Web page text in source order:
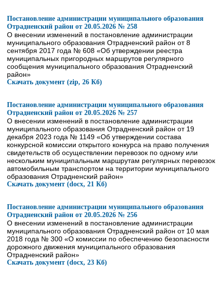
Постановление администрации муниципального образования
Отрадненский район от 20.05.2026 № 258
О внесении изменений в постановление администрации
муниципального образования Отрадненский район от 8
сентября 2017 года № 608 «Об утверждении реестра
муниципальных пригородных маршрутов регулярного
сообщения муниципального образования Отрадненский
район»
Скачать документ (zip, 26 Кб)
Постановление администрации муниципального образования
Отрадненский район от 20.05.2026 № 257
О внесении изменений в постановление администрации
муниципального образования Отрадненский район от 19
декабря 2023 года № 1149 «Об утверждении состава
конкурсной комиссии открытого конкурса на право получения
свидетельств об осуществлении перевозок по одному или
нескольким муниципальным маршрутам регулярных перевозок
автомобильным транспортом на территории муниципального
образования Отрадненский район»
Скачать документ (docx, 21 Кб)
Постановление администрации муниципального образования
Отрадненский район от 20.05.2026 № 256
О внесении изменений в постановление администрации
муниципального образования Отрадненский район от 10 мая
2018 года № 300 «О комиссии по обеспечению безопасности
дорожного движения муниципального образования
Отрадненский район»
Скачать документ (docx, 23 Кб)